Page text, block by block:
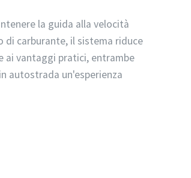
la guida alla velocità
di carburante, il sistema riduce
ai vantaggi pratici, entrambe
autostrada un'esperienza